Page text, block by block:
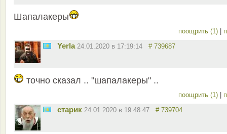
Шапалакеры
поощрить (1) |
Yerla 24.01.2020 в 17:19:14 # 739687
точно сказал .. "шапалакеры" ..
поощрить (1) |
старик 24.01.2020 в 19:48:47 # 739704